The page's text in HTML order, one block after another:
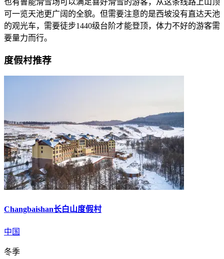
也有鲁能滑雪场可以满足喜好滑雪的游客，从这条线路上山顶
可一览天池更广阔的全貌。但需要注意的是西坡没有直达天池
的观光车，需要徒步1440级台阶才能登顶，体力不好的游客需
要量力而行。
度假村推荐
Changbaishan长白山度假村
中国
冬季